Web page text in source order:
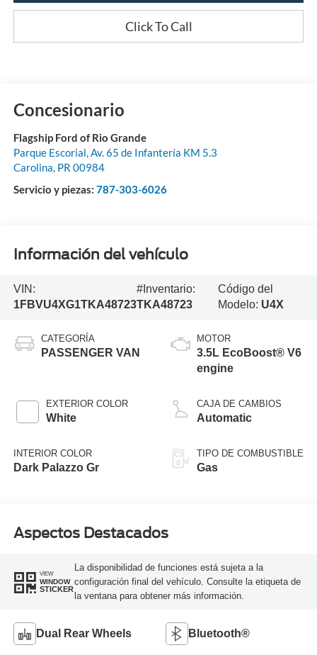
Click To Call
Concesionario
Flagship Ford of Rio Grande
Parque Escorial, Av. 65 de Infantería KM 5.3
Carolina, PR 00984
Servicio y piezas: 787-303-6026
Información del vehículo
VIN:
1FBVU4XG1TKA48723
#Inventario:
TKA48723
Código del
Modelo: U4X
CATEGORÍA
PASSENGER VAN
EXTERIOR COLOR
White
INTERIOR COLOR
Dark Palazzo Gr
MOTOR
3.5L EcoBoost® V6
engine
CAJA DE CAMBIOS
Automatic
TIPO DE COMBUSTIBLE
Gas
Aspectos Destacados
VIEW
WINDOW
STICKER
La disponibilidad de funciones está sujeta a la
configuración final del vehículo. Consulte la etiqueta de
la ventana para obtener más información.
Dual Rear Wheels Bluetooth®